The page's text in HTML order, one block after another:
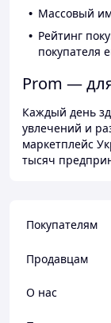
Массовый
Рейтинг
покупателя
Prom —
Каждый день
увлечений и
маркетплейс
тысяч
Покупателям
Продавцам
О нас